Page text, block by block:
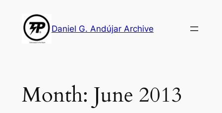
content
Daniel G. Andújar Archive
Month: June 2013